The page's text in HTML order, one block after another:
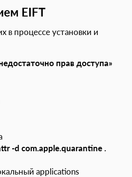
EIFT
процессе установки и
прав доступа»
-d com.apple.quarantine .
applications